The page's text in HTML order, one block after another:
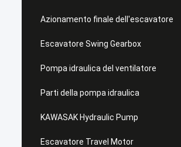
Azionamento finale dell'escavatore
Escavatore Swing Gearbox
Pompa idraulica del ventilatore
Parti della pompa idraulica
KAWASAK Hydraulic Pump
Escavatore Travel Motor